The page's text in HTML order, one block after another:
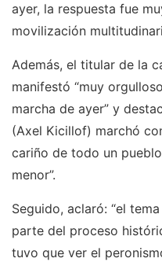
ayer, la respuesta fue
movilización
Además, el titular de la
manifestó “muy
marcha de ayer” y
(Axel Kicillof) marchó
cariño de todo un
menor”.
Seguido, aclaró: “el
parte del proceso
tuvo que ver el